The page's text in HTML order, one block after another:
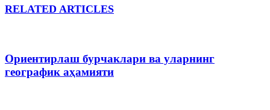
RELATED ARTICLES
Ориентирлаш бурчаклари ва уларнинг
географик аҳамияти